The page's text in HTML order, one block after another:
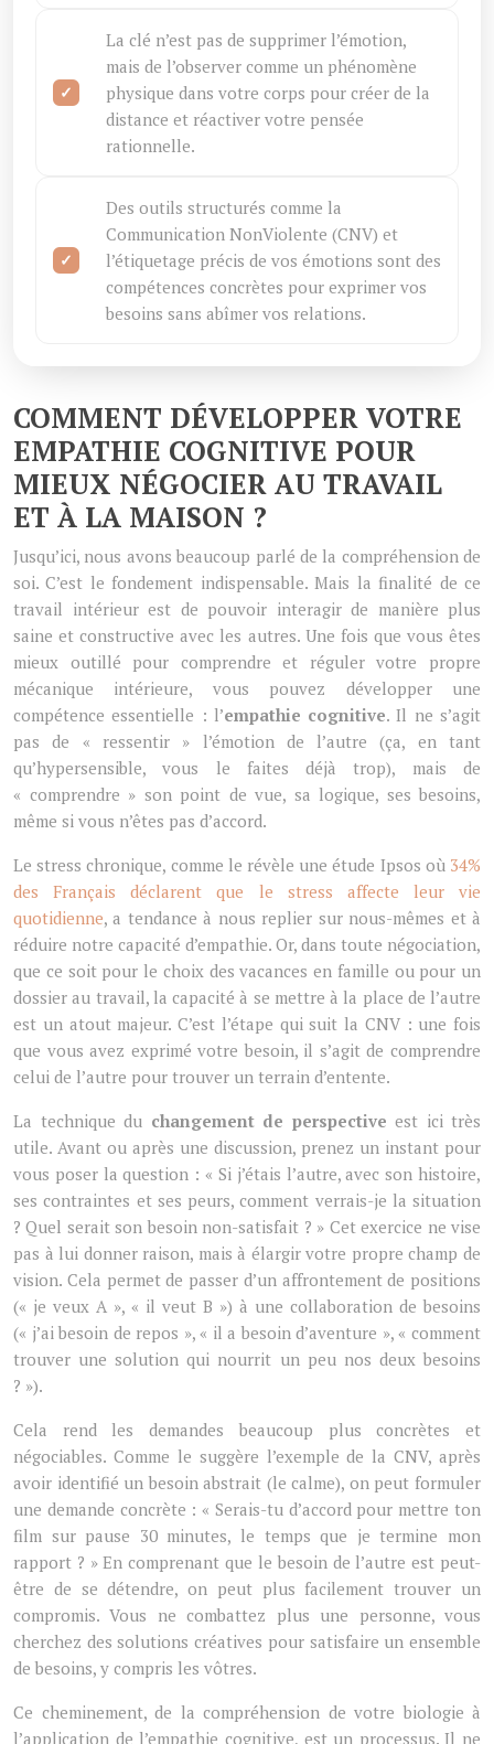
La clé n’est pas de supprimer l’émotion,
mais de l’observer comme un phénomène
physique dans votre corps pour créer de la
distance et réactiver votre pensée
rationnelle.
Des outils structurés comme la
Communication NonViolente (CNV) et
l’étiquetage précis de vos émotions sont des
compétences concrètes pour exprimer vos
besoins sans abîmer vos relations.
COMMENT DÉVELOPPER VOTRE
EMPATHIE COGNITIVE POUR
MIEUX NÉGOCIER AU TRAVAIL
ET À LA MAISON ?
Jusqu’ici, nous avons beaucoup parlé de la compréhension de
soi. C’est le fondement indispensable. Mais la finalité de ce
travail intérieur est de pouvoir interagir de manière plus
saine et constructive avec les autres. Une fois que vous êtes
mieux outillé pour comprendre et réguler votre propre
mécanique intérieure, vous pouvez développer une
compétence essentielle : l’empathie cognitive. Il ne s’agit
pas de « ressentir » l’émotion de l’autre (ça, en tant
qu’hypersensible, vous le faites déjà trop), mais de
« comprendre » son point de vue, sa logique, ses besoins,
même si vous n’êtes pas d’accord.
Le stress chronique, comme le révèle une étude Ipsos où 34%
des Français déclarent que le stress affecte leur vie
quotidienne, a tendance à nous replier sur nous-mêmes et à
réduire notre capacité d’empathie. Or, dans toute négociation,
que ce soit pour le choix des vacances en famille ou pour un
dossier au travail, la capacité à se mettre à la place de l’autre
est un atout majeur. C’est l’étape qui suit la CNV : une fois
que vous avez exprimé votre besoin, il s’agit de comprendre
celui de l’autre pour trouver un terrain d’entente.
La technique du changement de perspective est ici très
utile. Avant ou après une discussion, prenez un instant pour
vous poser la question : « Si j’étais l’autre, avec son histoire,
ses contraintes et ses peurs, comment verrais-je la situation
? Quel serait son besoin non-satisfait ? » Cet exercice ne vise
pas à lui donner raison, mais à élargir votre propre champ de
vision. Cela permet de passer d’un affrontement de positions
(« je veux A », « il veut B ») à une collaboration de besoins
(« j’ai besoin de repos », « il a besoin d’aventure », « comment
trouver une solution qui nourrit un peu nos deux besoins
? »).
Cela rend les demandes beaucoup plus concrètes et
négociables. Comme le suggère l’exemple de la CNV, après
avoir identifié un besoin abstrait (le calme), on peut formuler
une demande concrète : « Serais-tu d’accord pour mettre ton
film sur pause 30 minutes, le temps que je termine mon
rapport ? » En comprenant que le besoin de l’autre est peut-
être de se détendre, on peut plus facilement trouver un
compromis. Vous ne combattez plus une personne, vous
cherchez des solutions créatives pour satisfaire un ensemble
de besoins, y compris les vôtres.
Ce cheminement, de la compréhension de votre biologie à
l’application de l’empathie cognitive, est un processus. Il ne